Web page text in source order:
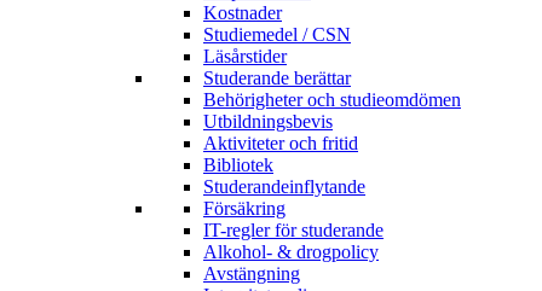
Kostnader
Studiemedel / CSN
Läsårstider
Studerande berättar
Behörigheter och studieomdömen
Utbildningsbevis
Aktiviteter och fritid
Bibliotek
Studerandeinflytande
Försäkring
IT-regler för studerande
Alkohol- & drogpolicy
Avstängning